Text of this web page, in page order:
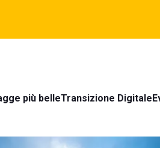
più belleTransizione Digitale